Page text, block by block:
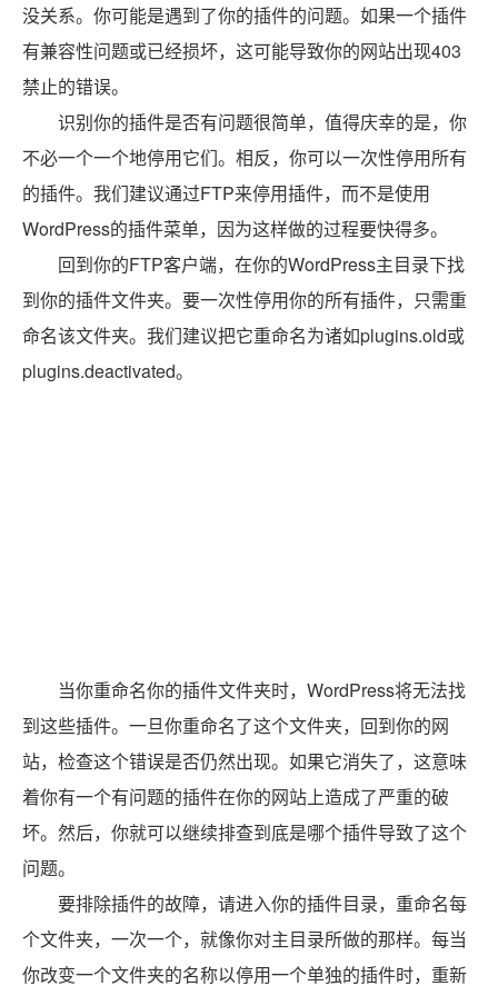
没关系。你可能是遇到了你的插件的问题。如果一个插件
有兼容性问题或已经损坏，这可能导致你的网站出现403
禁止的错误。
识别你的插件是否有问题很简单，值得庆幸的是，你
不必一个一个地停用它们。相反，你可以一次性停用所有
的插件。我们建议通过FTP来停用插件，而不是使用
WordPress的插件菜单，因为这样做的过程要快得多。
回到你的FTP客户端，在你的WordPress主目录下找
到你的插件文件夹。要一次性停用你的所有插件，只需重
命名该文件夹。我们建议把它重命名为诸如plugins.old或
plugins.deactivated。
当你重命名你的插件文件夹时，WordPress将无法找
到这些插件。一旦你重命名了这个文件夹，回到你的网
站，检查这个错误是否仍然出现。如果它消失了，这意味
着你有一个有问题的插件在你的网站上造成了严重的破
坏。然后，你就可以继续排查到底是哪个插件导致了这个
问题。
要排除插件的故障，请进入你的插件目录，重命名每
个文件夹，一次一个，就像你对主目录所做的那样。每当
你改变一个文件夹的名称以停用一个单独的插件时，重新